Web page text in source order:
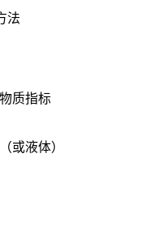
法
质指标
或液体）